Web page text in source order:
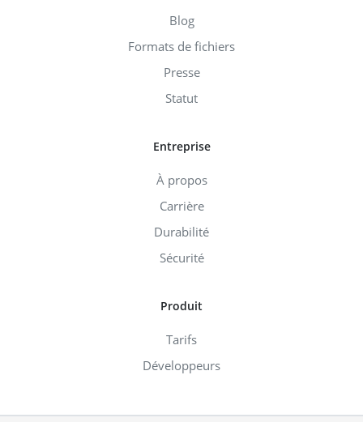
Blog
Formats de fichiers
Presse
Statut
Entreprise
À propos
Carrière
Durabilité
Sécurité
Produit
Tarifs
Développeurs